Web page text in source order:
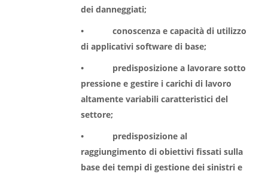
dei danneggiati;
• conoscenza e capacità di utilizzo
di applicativi software di base;
• predisposizione a lavorare sotto
pressione e gestire i carichi di lavoro
altamente variabili caratteristici del
settore;
• predisposizione al
raggiungimento di obiettivi fissati sulla
base dei tempi di gestione dei sinistri e